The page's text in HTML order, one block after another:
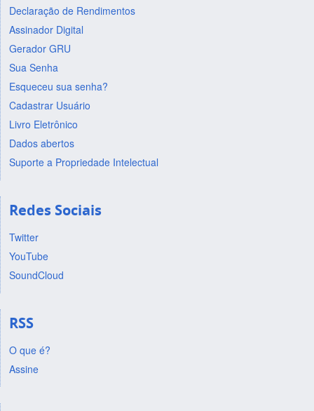
Declaração de Rendimentos
Assinador Digital
Gerador GRU
Sua Senha
Esqueceu sua senha?
Cadastrar Usuário
Livro Eletrônico
Dados abertos
Suporte a Propriedade Intelectual
Redes Sociais
Twitter
YouTube
SoundCloud
RSS
O que é?
Assine